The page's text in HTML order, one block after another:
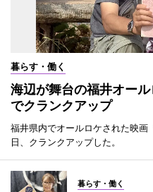
暮らす・働く
海辺が舞台の福井オー
でクランクアップ
福井県内でオールロケされた映
日、クランクアップした。
暮らす・働く